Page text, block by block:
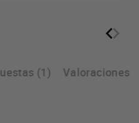
(1) Valoraciones